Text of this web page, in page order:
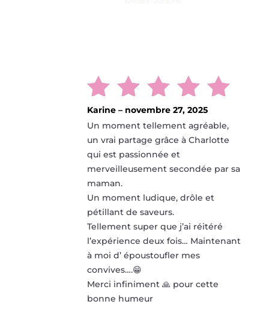
Note5
sur 5
Karine – novembre 27, 2025
Un moment tellement agréable,
un vrai partage grâce à Charlotte
qui est passionnée et
merveilleusement secondée par sa
maman.
Un moment ludique, drôle et
pétillant de saveurs.
Tellement super que j’ai réitéré
l’expérience deux fois… Maintenant
à moi d’ époustoufler mes
convives….😁
Merci infiniment 🙏 pour cette
bonne humeur